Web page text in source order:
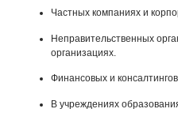
Частных компаниях и
Неправительственных
организациях.
Финансовых и
В учреждениях